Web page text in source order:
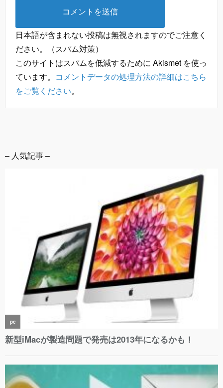
日本語が含まれない投稿は無視されますのでご注意く
ださい。（スパム対策）
このサイトはスパムを低減するために Akismet を使っ
ています。 コメントデータの処理方法の詳細はこちら
をご覧ください。
– 人気記事 –